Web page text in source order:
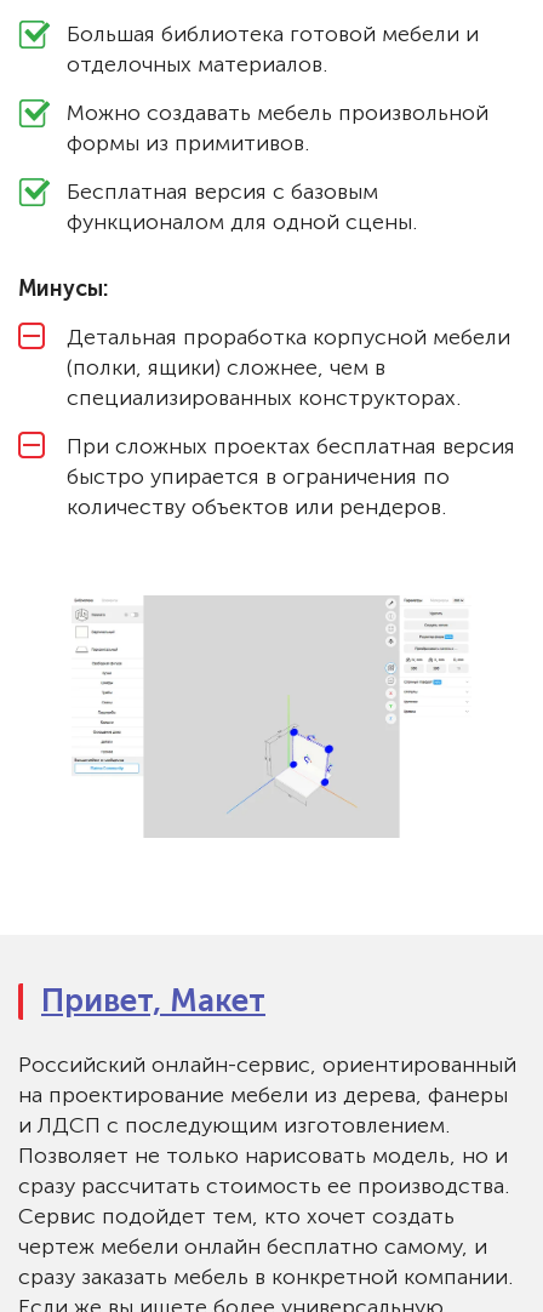
Большая библиотека готовой мебели и
отделочных материалов.
Можно создавать мебель произвольной
формы из примитивов.
Бесплатная версия с базовым
функционалом для одной сцены.
Минусы:
Детальная проработка корпусной мебели
(полки, ящики) сложнее, чем в
специализированных конструкторах.
При сложных проектах бесплатная версия
быстро упирается в ограничения по
количеству объектов или рендеров.
Привет, Макет
Российский онлайн-сервис, ориентированный
на проектирование мебели из дерева, фанеры
и ЛДСП с последующим изготовлением.
Позволяет не только нарисовать модель, но и
сразу рассчитать стоимость ее производства.
Сервис подойдет тем, кто хочет создать
чертеж мебели онлайн бесплатно самому, и
сразу заказать мебель в конкретной компании.